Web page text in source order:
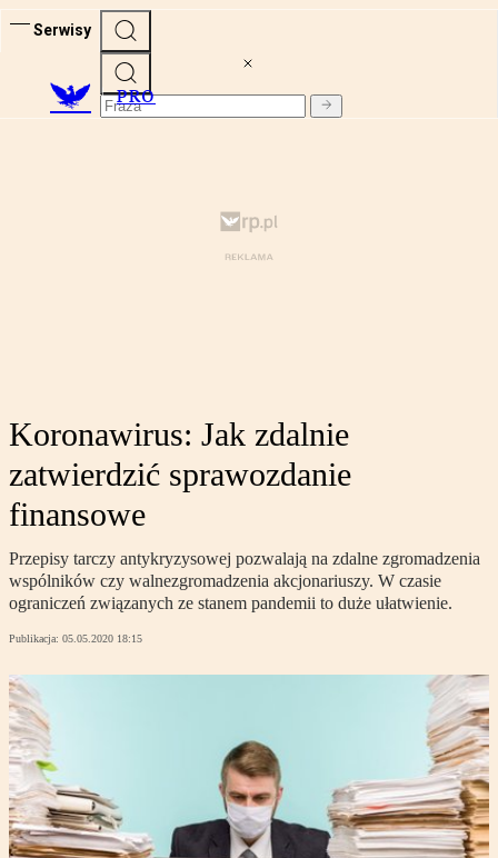
Serwisy
PRO
Koronawirus: Jak zdalnie
zatwierdzić sprawozdanie
finansowe
Przepisy tarczy antykryzysowej pozwalają na zdalne zgromadzenia
wspólników czy walnezgromadzenia akcjonariuszy. W czasie
ograniczeń związanych ze stanem pandemii to duże ułatwienie.
Publikacja: 05.05.2020 18:15